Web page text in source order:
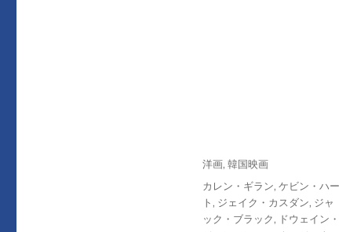
投
日:
カ
ゴ
洋画, 韓国映画
タ
グ
カレン・ギラン, ケビン・ハー
ト , ジェイク・カスダン, ジャ
ック・ブラック, ドウェイン・